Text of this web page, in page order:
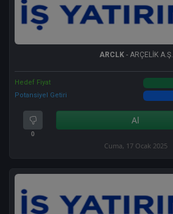
ARCLK- ARÇELİK A.Ş.
Hedef Fiyat
Potansiyel Getiri
0
Al
Cuma, 17 Ocak 2025